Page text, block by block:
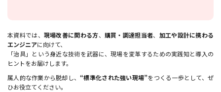
本資料では、 現場改善に関わる方、 購買・調達担当者、 加工や設計に携わる
エンジニアに向けて、
「治具」という身近な技術を武器に、現場を変革するための実践知と導入の
ヒントをお届けします。
属人的な作業から脱却し、“標準化された強い現場”をつくる一歩として、ぜ
ひお役立てください。